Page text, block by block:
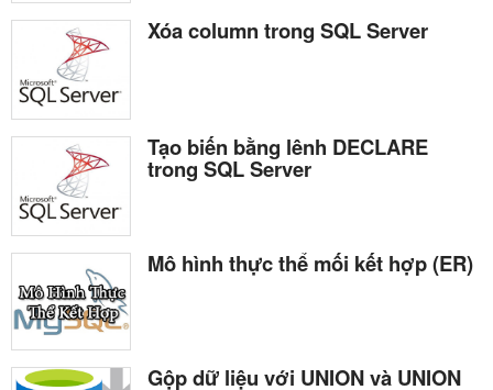
Xóa column trong SQL Server
Tạo biến bằng lênh DECLARE
trong SQL Server
Mô hình thực thể mối kết hợp (ER)
Gộp dữ liệu với UNION và UNION